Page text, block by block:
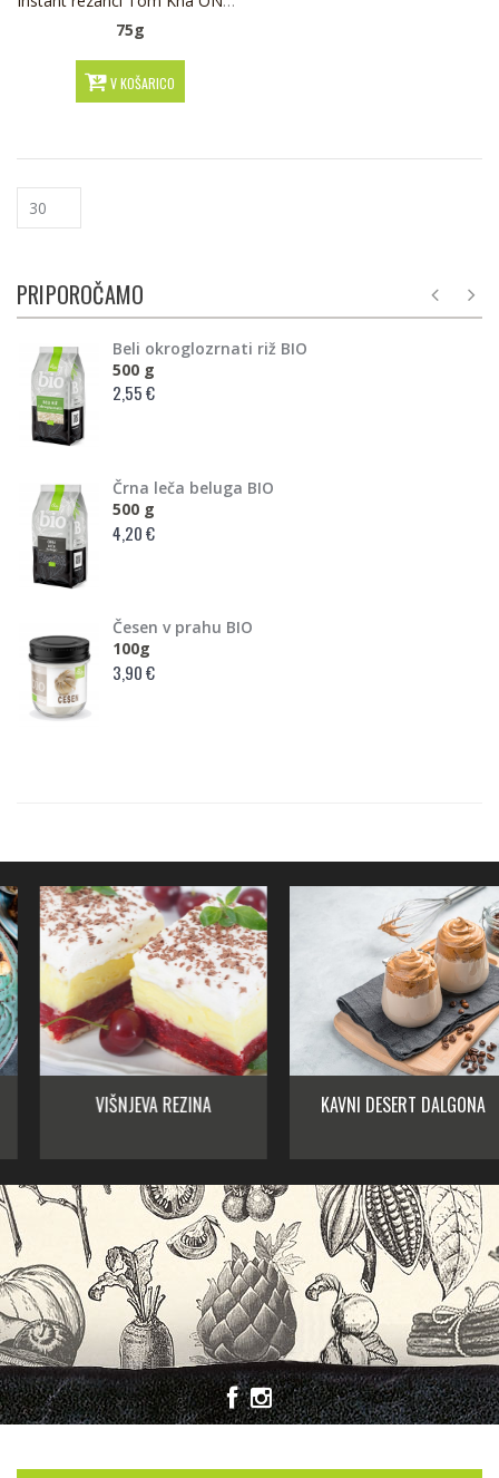
75g
V KOŠARICO
PRIPOROČAMO
Beli okroglozrnati riž BIO
500 g
2,55 €
Črna leča beluga BIO
500 g
4,20 €
Česen v prahu BIO
100g
3,90 €
VIŠNJEVA REZINA KAVNI DESERT DALGONA